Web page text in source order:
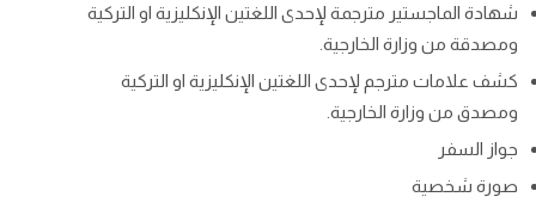
شهادة الماجستير مترجمة لإحدى اللغتين الإنكليزية او التركية
ومصدقة من وزارة الخارجية.
كشف علامات مترجم لإحدى اللغتين الإنكليزية او التركية
ومصدق من وزارة الخارجية.
جواز السفر
صورة شخصية